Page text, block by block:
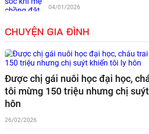
04/01/2026
CHUYỆN GIA ĐÌNH
Được chị gái nuôi học đại học,
tôi mừng 150 triệu nhưng chị
hôn
26/02/2026